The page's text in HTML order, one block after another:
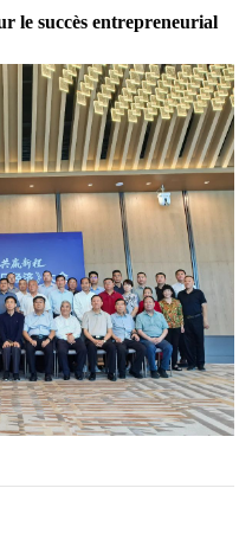
le succès entrepreneurial